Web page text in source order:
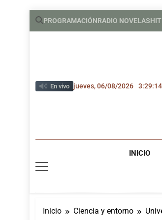
Saltar
PROGRAMACIÓNRADIO NOVELAS
En vivo jueves, 06/08/2026
INICIO
Inicio Ciencia y entorno